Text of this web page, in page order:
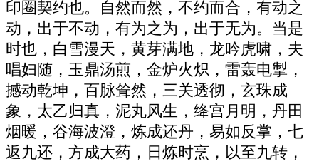
印圈契约也。自然而然，不约而合，有动之
动，出于不动，有为之为，出于无为。当是
时也，白雪漫天，黄芽满地，龙吟虎啸，夫
唱妇随，玉鼎汤煎，金炉火炽，雷轰电掣，
撼动乾坤，百脉耸然，三关透彻，玄珠成
象，太乙归真，泥丸风生，绛宫月明，丹田
烟暖，谷海波澄，炼成还丹，易如反掌，七
返九还，方成大药，日炼时烹，以至九转，